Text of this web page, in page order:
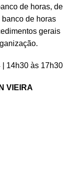
de horas, de
de horas
gerais
14h30 às 17h30
VIEIRA